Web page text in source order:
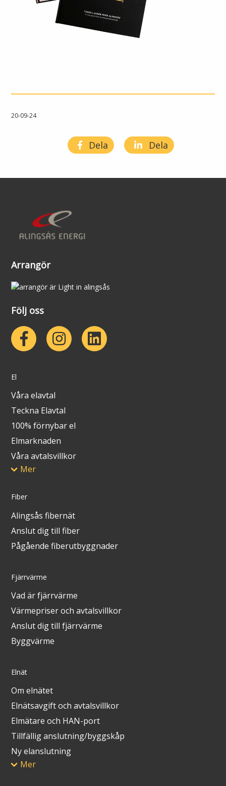
20-09-24
Dela Dela
Arrangör
Följ oss
El
Våra elavtal
Teckna Elavtal
100% förnybar el
Elmarknaden
Våra avtalsvillkor
Mer
Fiber
Alingsås fibernät
Anslut dig till fiber
Pågående fiberutbyggnader
Fjärrvärme
Vad är fjärrvärme
Värmepriser och avtalsvillkor
Anslut dig till fjärrvärme
Byggvärme
Elnät
Om elnätet
Elnätsavgift och avtalsvillkor
Elmätare och HAN-port
Tillfällig anslutning/byggskåp
Ny elanslutning
Mer